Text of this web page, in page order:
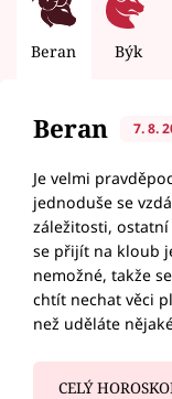
Beran Býk
Beran 7. 8.
Je velmi
jednoduše se
záležitosti,
se přijít na kloub
nemožné, takže
chtít nechat věci
než uděláte
CELÝ